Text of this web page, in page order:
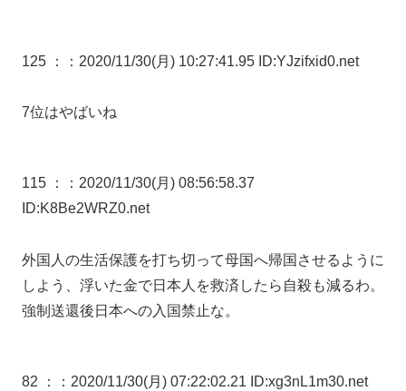
125 ： ：2020/11/30(月) 10:27:41.95 ID:YJzifxid0.net
7位はやばいね
115 ：
：2020/11/30(月) 08:56:58.37
ID:K8Be2WRZ0.net
外国人の生活保護を打ち切って母国へ帰国させるように
しよう、浮いた金で日本人を救済したら自殺も減るわ。
強制送還後日本への入国禁止な。
82 ： ：2020/11/30(月) 07:22:02.21 ID:xg3nL1m30.net